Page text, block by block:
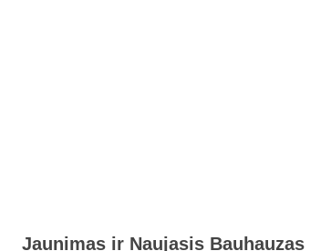
Jaunimas ir Naujasis Bauhauzas